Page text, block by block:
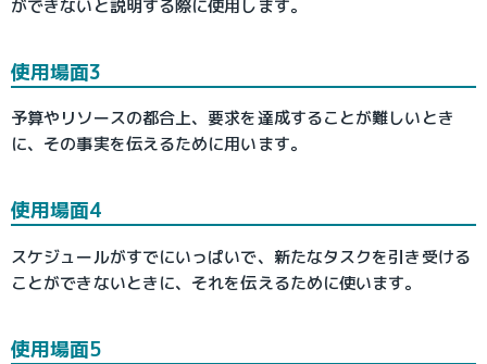
ができないと説明する際に使用します。
使用場面3
予算やリソースの都合上、要求を達成することが難しいとき
に、その事実を伝えるために用います。
使用場面4
スケジュールがすでにいっぱいで、新たなタスクを引き受ける
ことができないときに、それを伝えるために使います。
使用場面5